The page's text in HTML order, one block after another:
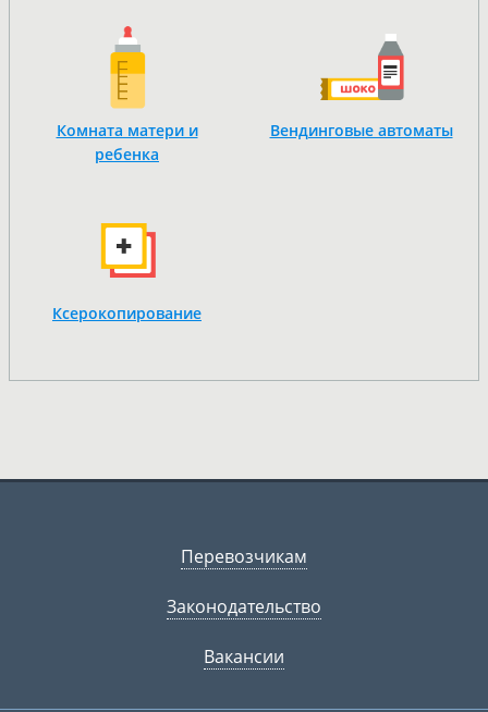
Комната матери и
ребенка
Вендинговые автоматы
Ксерокопирование
Перевозчикам
Законодательство
Вакансии